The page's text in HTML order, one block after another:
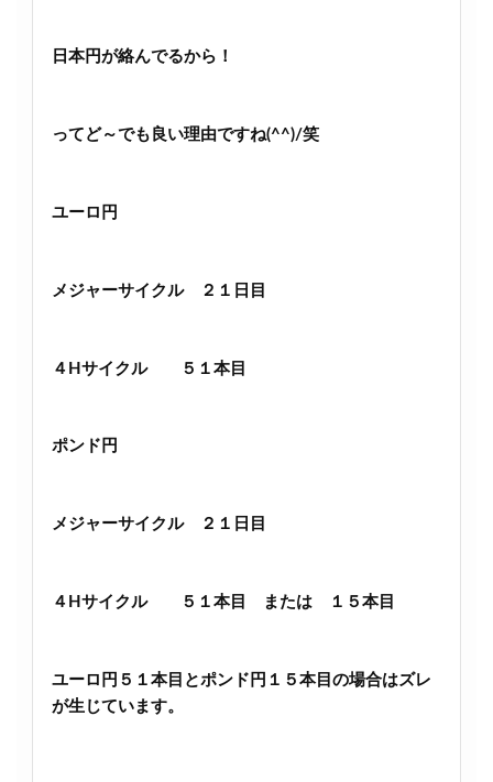
日本円が絡んでるから！
ってど～でも良い理由ですね(^^)/笑
ユーロ円
メジャーサイクル ２１日目
４Hサイクル ５１本目
ポンド円
メジャーサイクル ２１日目
４Hサイクル ５１本目 または １５本目
ユーロ円５１本目とポンド円１５本目の場合はズレ
が生じています。